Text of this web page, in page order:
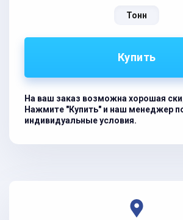
Тонн
Купить
На ваш заказ возможна хорошая
Нажмите "Купить" и наш менеджер
индивидуальные условия.